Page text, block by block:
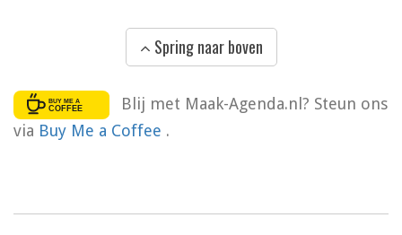
Spring naar boven
Blij met Maak-Agenda.nl? Steun ons
via Buy Me a Coffee .